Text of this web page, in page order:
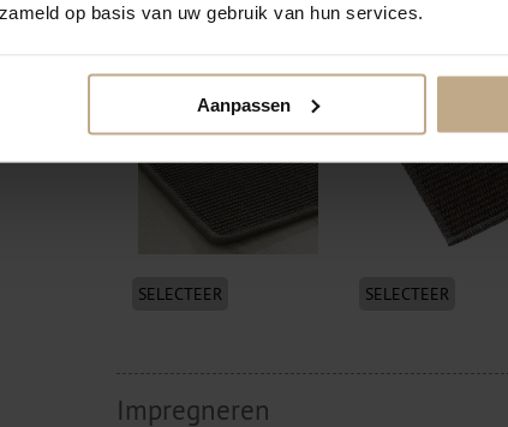
op basis van uw gebruik van hun services.
Aanpassen
Festonneren garen
SELECTEER
Festonneren visdraad
SELECTEER
Impregneren